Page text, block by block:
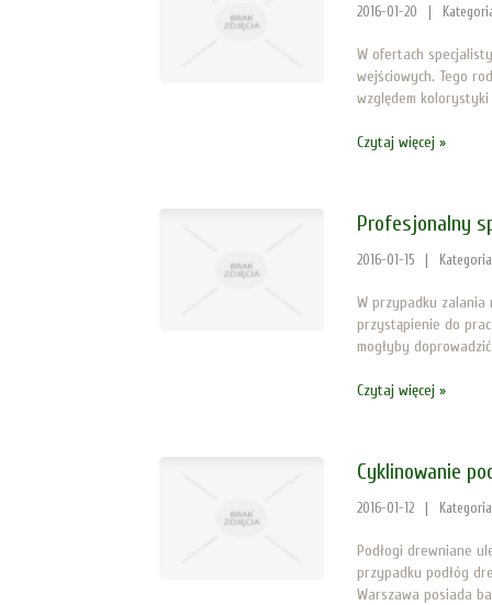
2016-01-20
W ofertach
wejściowych. Tego
względem
Czytaj więcej »
Profesjonalny
2016-01-15
W przypadku zalania
przystąpienie do
mogłyby
Czytaj więcej »
Cyklinowanie
2016-01-12
Podłogi drewniane
przypadku podłóg
Warszawa posiada